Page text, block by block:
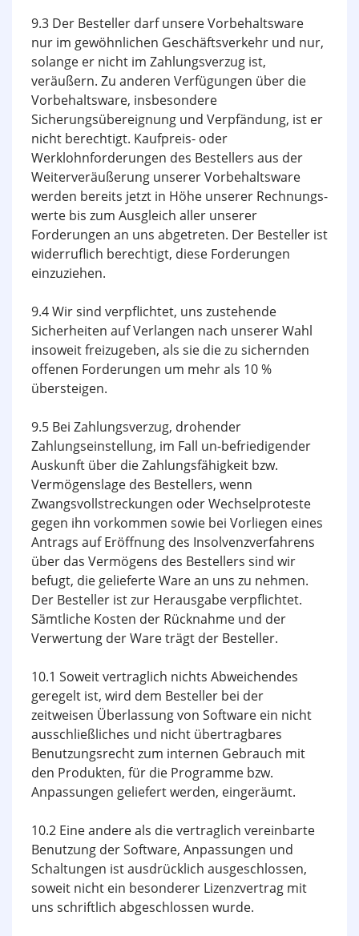
9.3 Der Besteller darf unsere Vorbehaltsware
nur im gewöhnlichen Geschäftsverkehr und nur,
solange er nicht im Zahlungsverzug ist,
veräußern. Zu anderen Verfügungen über die
Vorbehaltsware, insbesondere
Sicherungsübereignung und Verpfändung, ist er
nicht berechtigt. Kaufpreis- oder
Werklohnforderungen des Bestellers aus der
Weiter­veräußerung unserer Vorbehaltsware
werden bereits jetzt in Höhe unserer Rechnungs­
werte bis zum Ausgleich aller unserer
Forderungen an uns abgetreten. Der Besteller ist
widerruflich berechtigt, diese Forderungen
einzuziehen.
9.4 Wir sind verpflichtet, uns zustehende
Sicherheiten auf Verlangen nach unserer Wahl
insoweit freizugeben, als sie die zu sichernden
offenen Forderungen um mehr als 10 %
übersteigen.
9.5 Bei Zahlungsverzug, drohender
Zahlungseinstellung, im Fall un-befriedigender
Auskunft über die Zahlungsfähigkeit bzw.
Vermögenslage des Bestellers, wenn
Zwangsvollstreckungen oder Wechselproteste
gegen ihn vorkommen sowie bei Vorliegen eines
Antrags auf Eröffnung des Insolvenzverfahrens
über das Vermögens des Bestellers sind wir
befugt, die gelieferte Ware an uns zu nehmen.
Der Besteller ist zur Herausgabe verpflichtet.
Sämtliche Kosten der Rücknahme und der
Verwertung der Ware trägt der Besteller.
10.1 Soweit vertraglich nichts Abweichendes
geregelt ist, wird dem Besteller bei der
zeitweisen Überlassung von Software ein nicht
ausschließliches und nicht übertragbares
Benutzungsrecht zum internen Gebrauch mit
den Produkten, für die Programme bzw.
Anpassungen geliefert werden, eingeräumt.
10.2 Eine andere als die vertraglich vereinbarte
Benutzung der Software, Anpassungen und
Schaltungen ist ausdrücklich ausgeschlossen,
soweit nicht ein besonderer Lizenzvertrag mit
uns schriftlich abgeschlossen wurde.